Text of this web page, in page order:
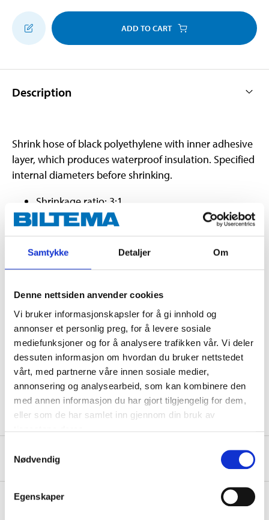
Samtykke Detaljer Om
Denne nettsiden anvender cookies
Vi bruker informasjonskapsler for å gi innhold og
annonser et personlig preg, for å levere sosiale
mediefunksjoner og for å analysere trafikken vår. Vi deler
dessuten informasjon om hvordan du bruker nettstedet
vårt, med partnerne våre innen sosiale medier,
annonsering og analysearbeid, som kan kombinere den
med annen informasjon du har gjort tilgjengelig for dem,
eller som de har samlet inn gjennom din bruk av
Nødvendig
Egenskaper
ADD TO CART
Description
Shrink hose of black polyethylene with inner adhesive
layer, which produces waterproof insulation. Specified
internal diameters before shrinking.
Shrinkage ratio: 3:1.
Shrinks 5 % of the length.
Halogen-free.
Technical specifications
Length
5000 mm
Internal diameter
Shrinkage temperature
+70 °C
Operating temperature
-45 – +125 °C
About the manufacturer